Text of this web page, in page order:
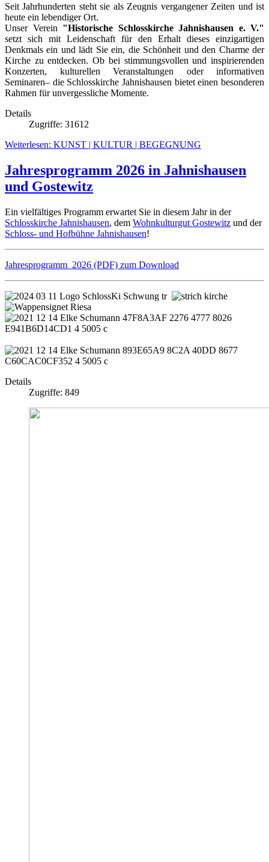
Seit Jahrhunderten steht sie als Zeugnis vergangener Zeiten und ist
heute ein lebendiger Ort.
Unser Verein "Historische Schlosskirche Jahnishausen e. V."
setzt sich mit Leidenschaft für den Erhalt dieses einzigartigen
Denkmals ein und lädt Sie ein, die Schönheit und den Charme der
Kirche zu entdecken. Ob bei stimmungsvollen und inspirierenden
Konzerten, kulturellen Veranstaltungen oder informativen
Seminaren– die Schlosskirche Jahnishausen bietet einen besonderen
Rahmen für unvergessliche Momente.
Details
Zugriffe: 31612
Weiterlesen: KUNST | KULTUR | BEGEGNUNG
Jahresprogramm 2026 in Jahnishausen
und Gostewitz
Ein vielfältiges Programm erwartet Sie in diesem Jahr in der
Schlosskirche Jahnishausen, dem Wohnkulturgut Gostewitz und der
Schloss- und Hofbühne Jahnishausen!
Jahresprogramm 2026 (PDF) zum Download
Details
Zugriffe: 849